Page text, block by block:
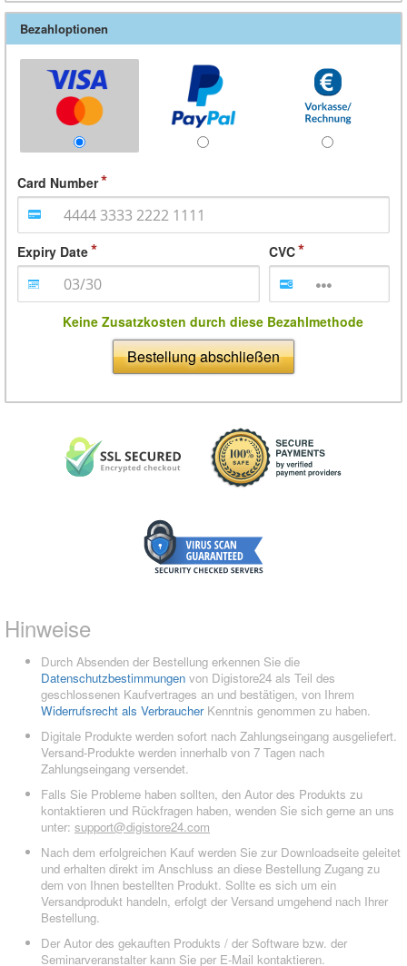
Bezahloptionen
Card Number
Expiry Date CVC
Keine Zusatzkosten durch diese Bezahlmethode
Bestellung abschließen
Hinweise
Durch Absenden der Bestellung erkennen Sie die
Datenschutzbestimmungen von Digistore24 als Teil des
geschlossenen Kaufvertrages an und bestätigen, von Ihrem
Widerrufsrecht als VerbraucherKenntnis genommen zu haben.
Digitale Produkte werden sofort nach Zahlungseingang ausgeliefert.
Versand-Produkte werden innerhalb von 7 Tagen nach
Zahlungseingang versendet.
Falls Sie Probleme haben sollten, den Autor des Produkts zu
kontaktieren und Rückfragen haben, wenden Sie sich gerne an uns
unter: support@digistore24.com
Nach dem erfolgreichen Kauf werden Sie zur Downloadseite geleitet
und erhalten direkt im Anschluss an diese Bestellung Zugang zu
dem von Ihnen bestellten Produkt. Sollte es sich um ein
Versandprodukt handeln, erfolgt der Versand umgehend nach Ihrer
Bestellung.
Der Autor des gekauften Produkts / der Software bzw. der
Seminarveranstalter kann Sie per E-Mail kontaktieren.